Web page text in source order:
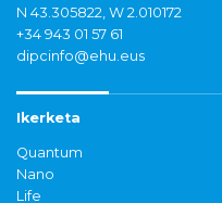
N 43.305822, W 2.010172
+34 943 01 57 61
dipcinfo@ehu.eus
Ikerketa
Quantum
Nano
Life